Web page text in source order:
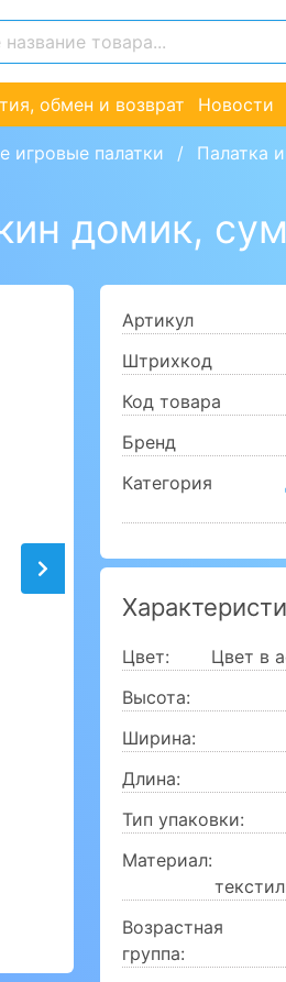
обмен и возврат Новости
игровые палатки Палатка
домик,
Артикул
Штрихкод
Код товара
Бренд
Категория
Цвет:
Цвет в
Высота:
Ширина:
Длина:
Тип упаковки:
Материал:
Возрастная
группа: